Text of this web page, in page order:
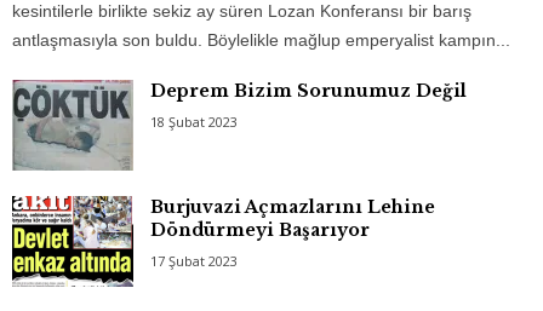
kesintilerle birlikte sekiz ay süren Lozan Konferansı bir barış
antlaşmasıyla son buldu. Böylelikle mağlup emperyalist kampın...
Deprem Bizim Sorunumuz Değil
18 Şubat 2023
Burjuvazi Açmazlarını Lehine
Döndürmeyi Başarıyor
17 Şubat 2023